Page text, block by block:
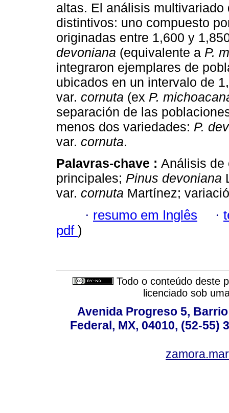
altas. El análisis
distintivos: uno compuesto
originadas entre 1,600 y
devoniana (equivalente a P.
integraron ejemplares de
ubicados en un intervalo de
var. cornuta (ex P.
separación de las
menos dos variedades: P.
var. cornuta.
Palavras-chave : Análisis de
principales; Pinus devoniana
var. cornuta Martínez;
· resumo em Inglês ·
pdf )
Todo o conteúdo deste
licenciado sob
Avenida Progreso 5,
Federal, MX, 04010, (52-55)